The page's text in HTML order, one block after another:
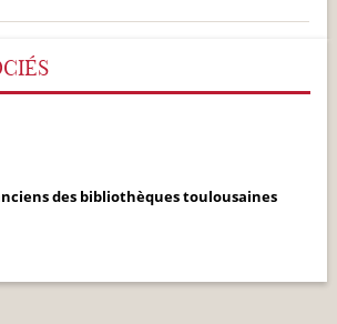
des bibliothèques toulousaines